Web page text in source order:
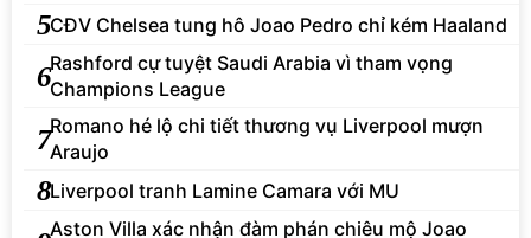
5CĐV Chelsea tung hô Joao Pedro chỉ kém Haaland
6Rashford cự tuyệt Saudi Arabia vì tham vọng
Champions League
7Romano hé lộ chi tiết thương vụ Liverpool mượn
Araujo
8Liverpool tranh Lamine Camara với MU
Aston Villa xác nhận đàm phán chiêu mộ Joao